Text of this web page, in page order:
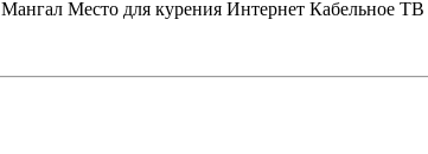
Мангал Место для курения Интернет Кабельное ТВ